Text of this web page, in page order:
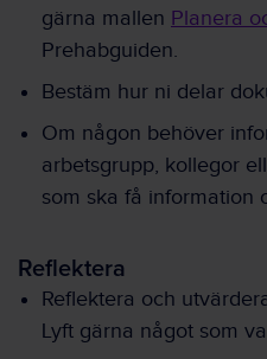
gärna mallen Planera
Prehabguiden.
Bestäm hur ni delar
Om någon behöver
arbetsgrupp, kollegor
som ska få information
Reflektera
Reflektera och
Lyft gärna något som